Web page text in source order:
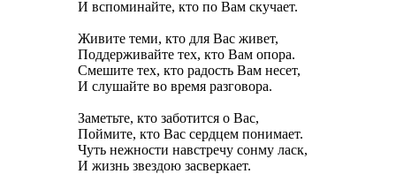
И вспоминайте, кто по Вам скучает.
Живите теми, кто для Вас живет,
Поддерживайте тех, кто Вам опора.
Смешите тех, кто радость Вам несет,
И слушайте во время разговора.
Заметьте, кто заботится о Вас,
Поймите, кто Вас сердцем понимает.
Чуть нежности навстречу сонму ласк,
И жизнь звездою засверкает.